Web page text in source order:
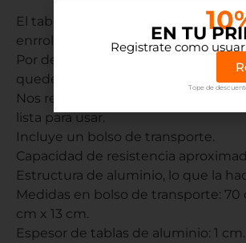
El tablero superior consiste en
enrrollables, que al desplegarlos
Por debajo se ponen dos varillas
quede rígida.
Nos resta acoplarle las patas por
lista para usar.
Incluye un bolso de transporte.
Capacidad de resistencia
Estructura de aluminio, lo que la
Medidas en bolso de transporte: 70
cm x 13 cm.
Espesor de tablas de aluminio: 1 cm.
EN TU
Registrate como
Tope de